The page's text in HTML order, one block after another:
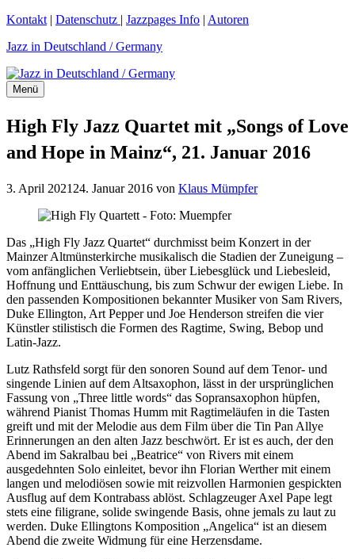
Zum
springen
Kontakt | Datenschutz | Jazzpages Info | Autoren
Jazz in Deutschland / Germany
Menü
High Fly Jazz Quartet mit „Songs of Love
and Hope in Mainz“, 21. Januar 2016
3. April 2021 24. Januar 2016 von Klaus Mümpfer
Das „High Fly Jazz Quartet“ durchmisst beim Konzert in der
Mainzer Altmünsterkirche musikalisch die Stadien der Zuneigung –
vom anfänglichen Verliebtsein, über Liebesglück und Liebesleid,
Hoffnung und Enttäuschung, bis zum Schwur der ewigen Liebe. In
den passenden Kompositionen bekannter Musiker von Sam Rivers,
Duke Ellington, Art Pepper und Joe Henderson streifen die vier
Künstler stilistisch die Formen des Ragtime, Swing, Bebop und
Latin-Jazz.
Lutz Rathsfeld sorgt für den sonoren Sound auf dem Tenor- und
singende Linien auf dem Altsaxophon, lässt in der ursprünglichen
Fassung von „Three little words“ das Sopransaxophon hüpfen,
während Pianist Thomas Humm mit Ragtimeläufen in die Tasten
greift und mit der Melodie aus dem Film über die Tin Pan Allye
Erinnerungen an den alten Jazz beschwört. Er ist es auch, der den
Abend im Sakralbau bei „Beatrice“ von Rivers mit einem
ausgedehnten Solo einleitet, bevor ihn Florian Werther mit einem
langen und melodiösen sowie mit reizvollen Harmonien gespickten
Ausflug auf dem Kontrabass ablöst. Schlagzeuger Axel Pape legt
stets eine filigrane, solide swingende Basis, ohne jemals zu laut zu
werden. Duke Ellingtons Komposition „Angelica“ ist an diesem
Abend die zweite Widmung für eine Herzensdame.